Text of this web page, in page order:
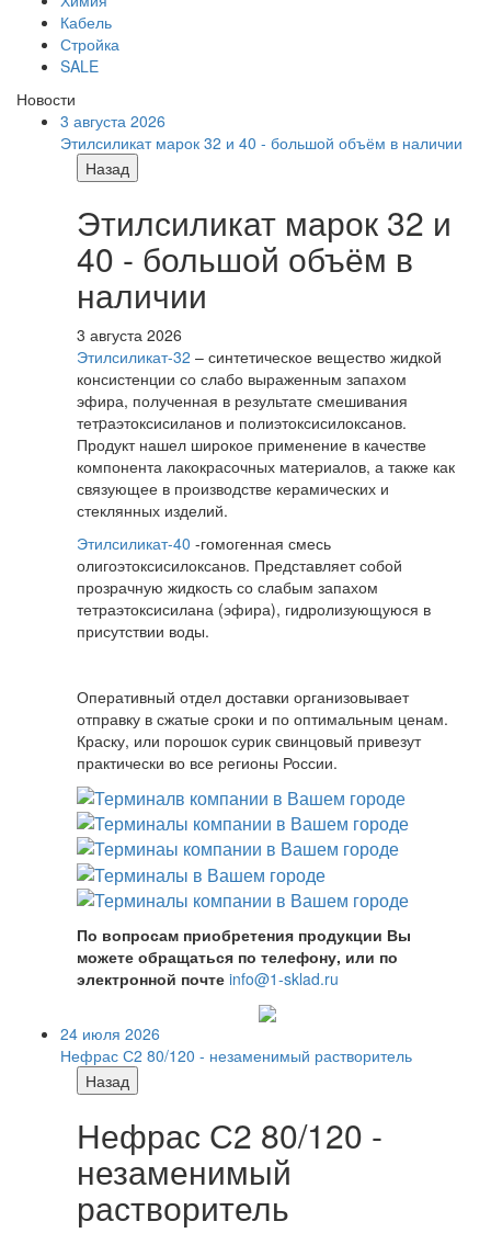
Кабель
Стройка
SALE
Новости
3 августа 2026
Этилсиликат марок 32 и 40 - большой объём в наличии
Назад
Этилсиликат марок 32 и
40 - большой объём в
наличии
3 августа 2026
Этилсиликат-32 – синтетическое вещество жидкой
консистенции со слабо выраженным запахом
эфира, полученная в результате смешивания
тетpаэтоксисиланов и полиэтоксисилоксанов.
Продукт нашел широкое применение в качестве
компонента лакокрасочных материалов, а также как
связующее в производстве керамических и
стеклянных изделий.
Этилсиликат-40 -гомогенная смесь
олигоэтоксисилоксанов. Представляет собой
прозрачную жидкость со слабым запахом
тетраэтоксисилана (эфира), гидролизующуюся в
присутствии воды.
Оперативный отдел доставки организовывает
отправку в сжатые сроки и по оптимальным ценам.
Краску, или порошок сурик свинцовый привезут
практически во все регионы России.
По вопросам приобретения продукции Вы
можете обращаться по телефону, или по
электронной почте info@1-sklad.ru
24 июля 2026
Нефрас С2 80/120 - незаменимый растворитель
Назад
Нефрас С2 80/120 -
незаменимый
растворитель